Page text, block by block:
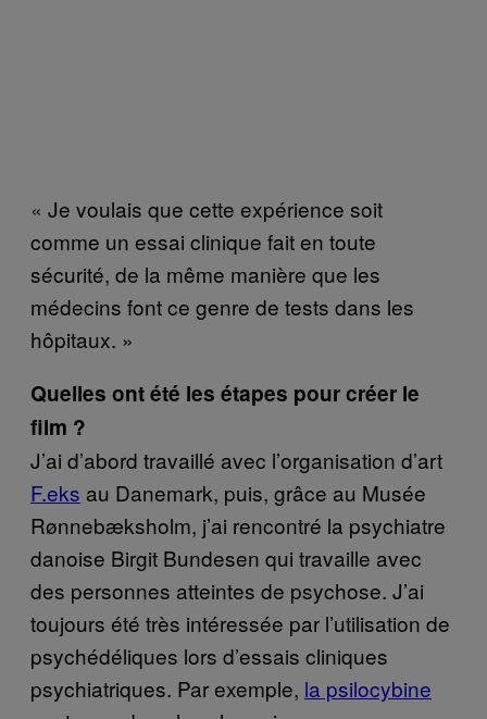
« Je voulais que cette expérience soit
comme un essai clinique fait en toute
sécurité, de la même manière que les
médecins font ce genre de tests dans les
hôpitaux. »
Quelles ont été les étapes pour créer le
film ?
J’ai d’abord travaillé avec l’organisation d’art
F.eks au Danemark, puis, grâce au Musée
Rønnebæksholm, j’ai rencontré la psychiatre
danoise Birgit Bundesen qui travaille avec
des personnes atteintes de psychose. J’ai
toujours été très intéressée par l’utilisation de
psychédéliques lors d’essais cliniques
psychiatriques. Par exemple, la psilocybine